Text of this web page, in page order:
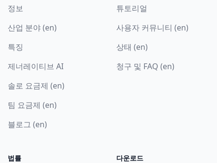
정보
산업 분야 (en)
특징
제너레이티브 AI
솔로 요금제 (en)
팀 요금제 (en)
블로그 (en)
튜토리얼
사용자 커뮤니티 (en)
상태 (en)
청구 및 FAQ (en)
법률 다운로드